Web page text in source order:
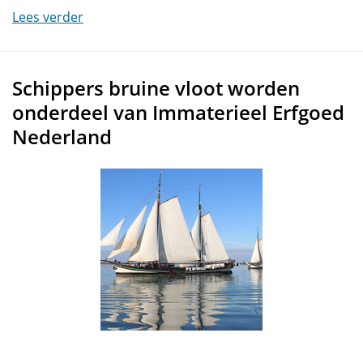
Lees verder
Schippers bruine vloot worden
onderdeel van Immaterieel Erfgoed
Nederland